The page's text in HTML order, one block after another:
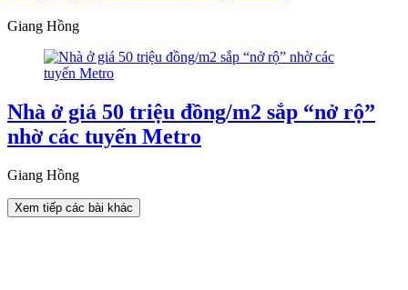
Giang Hồng
Nhà ở giá 50 triệu đồng/m2 sắp “nở rộ”
nhờ các tuyến Metro
Giang Hồng
Xem tiếp các bài khác